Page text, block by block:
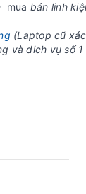
mua bán linh
(Laptop cũ
và dich vụ số 1